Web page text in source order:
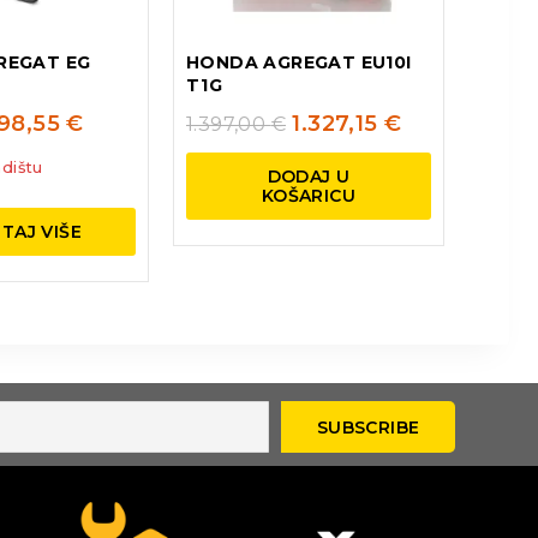
EG
€
VIŠE
HONDA AGREGAT EU10I
T1G
1.397,00€ 1.327,15€
DODAJ U
KOŠARICU